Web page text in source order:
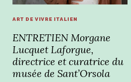
ART DE VIVRE ITALIEN
ENTRETIEN Morgane
Lucquet Laforgue,
directrice et curatrice du
musée de Sant’Orsola